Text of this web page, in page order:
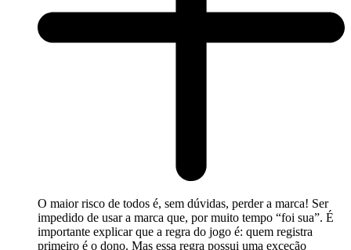
O maior risco de todos é, sem dúvidas, perder a marca! Ser
impedido de usar a marca que, por muito tempo “foi sua”. É
importante explicar que a regra do jogo é: quem registra
primeiro é o dono. Mas essa regra possui uma exceção